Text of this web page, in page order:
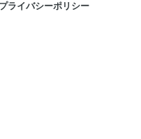
プライバシーポリシー